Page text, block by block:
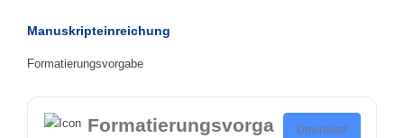
Manuskripteinreichung
Formatierungsvorgabe
Formatierungsvorga
Download